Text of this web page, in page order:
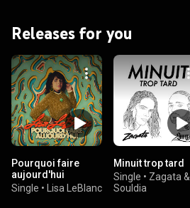
Releases for you
Pourquoi faire
aujourd'hui
Single • Lisa LeBlanc
Minuit trop tard
Single • Zagata &
Souldia